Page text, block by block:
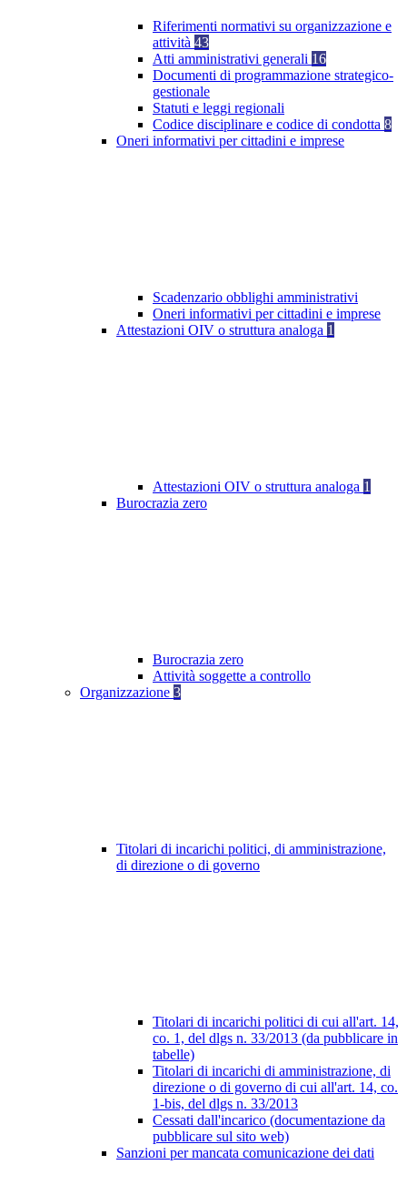
Riferimenti normativi su organizzazione e
attività 43
Atti amministrativi generali 16
Documenti di programmazione strategico-
gestionale
Statuti e leggi regionali
Codice disciplinare e codice di condotta 8
Oneri informativi per cittadini e imprese
Scadenzario obblighi amministrativi
Oneri informativi per cittadini e imprese
Attestazioni OIV o struttura analoga 1
Attestazioni OIV o struttura analoga 1
Burocrazia zero
Burocrazia zero
Attività soggette a controllo
Organizzazione 3
Titolari di incarichi politici, di amministrazione,
di direzione o di governo
Titolari di incarichi politici di cui all'art. 14,
co. 1, del dlgs n. 33/2013 (da pubblicare in
tabelle)
Titolari di incarichi di amministrazione, di
direzione o di governo di cui all'art. 14, co.
1-bis, del dlgs n. 33/2013
Cessati dall'incarico (documentazione da
pubblicare sul sito web)
Sanzioni per mancata comunicazione dei dati